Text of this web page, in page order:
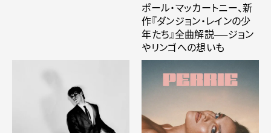
ポール・マッカートニー、新
作『ダンジョン・レインの少
年たち』全曲解説──ジョン
やリンゴへの想いも